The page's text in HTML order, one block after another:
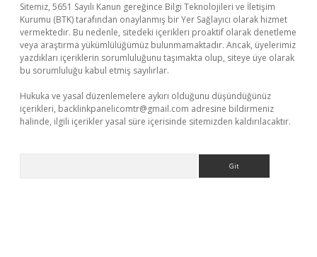
Sitemiz, 5651 Sayılı Kanun gereğince Bilgi Teknolojileri ve İletişim
Kurumu (BTK) tarafından onaylanmış bir Yer Sağlayıcı olarak hizmet
vermektedir. Bu nedenle, sitedeki içerikleri proaktif olarak denetleme
veya araştırma yükümlülüğümüz bulunmamaktadır. Ancak, üyelerimiz
yazdıkları içeriklerin sorumluluğunu taşımakta olup, siteye üye olarak
bu sorumluluğu kabul etmiş sayılırlar.
Hukuka ve yasal düzenlemelere aykırı olduğunu düşündüğünüz
içerikleri, backlinkpanelicomtr@gmail.com adresine bildirmeniz
halinde, ilgili içerikler yasal süre içerisinde sitemizden kaldırılacaktır.